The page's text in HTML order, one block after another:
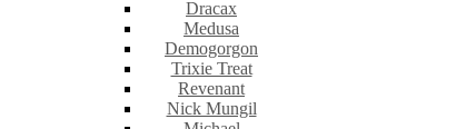
Dracax
Medusa
Demogorgon
Trixie Treat
Revenant
Nick Mungil